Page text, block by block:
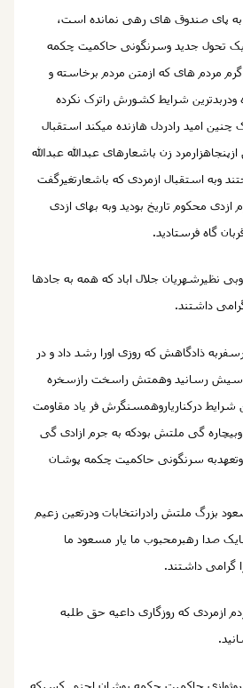
به پای صندوق های رهی نمانده است،
یک تحول جدید وسرنگونی حاکمیت چکمه
مردم های که ازمتن مردم برخاسته و
ودربدترین شرایط کشورش راترک نکرده
چنین امید رادردل هازنده میکند استقبال
زن باشعارهای عبدالله عبدالله
وبه استقبال ازمردی که باشعارتغیرگفت
محکوم تاریخ بودید وبه بهای ازدی
گاه فرستادید.
نظیرشهریان جلال اباد که همه به جادها
داشتند.
ذادگاهش که روزی اورا رشد داد و در
رسانید وهمتش راسخت رازسخره
درکناریاروهمسنگرش فر یاد مقاومت
وبیچاره گی ملتش بودکه به جرم ازادی گی
وتعهدبه سرنگونی حاکمیت چکمه پوشان
بزرگ ملتش رادرانتخابات ودرتعین زعیم
صدا رهبرمحبوب ما یار مسعود ما
گرامی داشتند.
ازمردی که روزگاری داعیه حق طلبه
حاکمیت جکمه پوشان اجنی کسیکه